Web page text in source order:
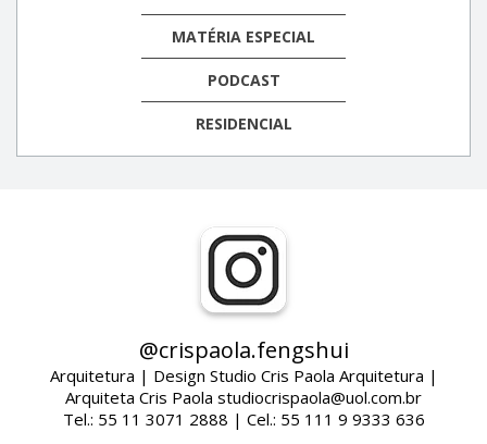
MATÉRIA ESPECIAL
PODCAST
RESIDENCIAL
@crispaola.fengshui
Arquitetura | Design Studio Cris Paola Arquitetura |
Arquiteta Cris Paola studiocrispaola@uol.com.br
Tel.: 55 11 3071 2888 | Cel.: 55 111 9 9333 636